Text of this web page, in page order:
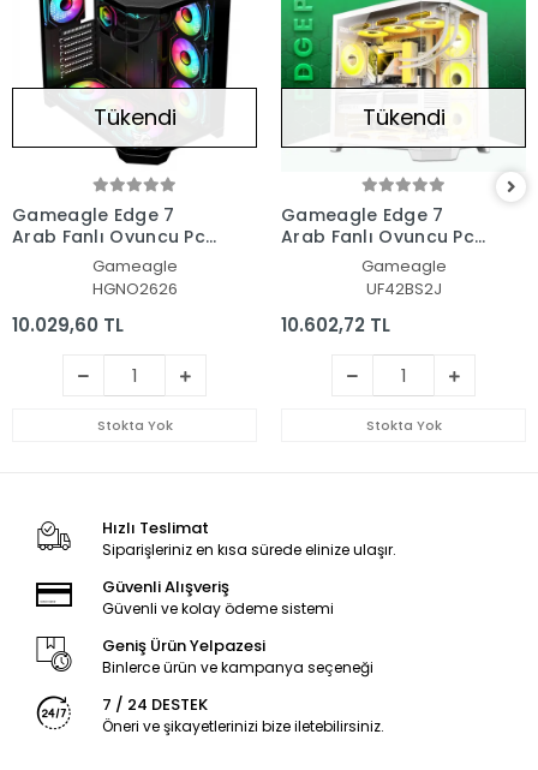
Tükendi
Gameagle Edge 7
Argb Fanlı Oyuncu Pc
Kasası 850W 80+ Plus
Bronz Modüler Power'lı
Gameagle
HGNO2626
10.029,60 TL
Stokta Yok
Tükendi
Gameagle Edge 7
Argb Fanlı Oyuncu Pc
Kasası 850W 80+ Plus
Bronz Modüler Power'lı
Gameagle
UF42BS2J
10.602,72 TL
Stokta Yok
Hızlı Teslimat
Siparişleriniz en kısa sürede elinize ulaşır.
Güvenli Alışveriş
Güvenli ve kolay ödeme sistemi
Geniş Ürün Yelpazesi
Binlerce ürün ve kampanya seçeneği
7 / 24 DESTEK
Öneri ve şikayetlerinizi bize iletebilirsiniz.